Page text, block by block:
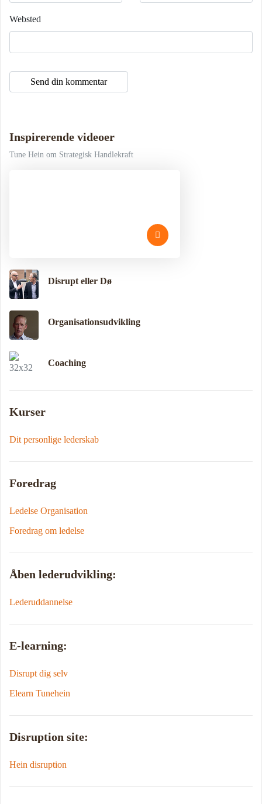
Websted
Inspirerende videoer
Tune Hein om Strategisk Handlekraft
Disrupt eller Dø
Organisationsudvikling
Coaching
Kurser
Dit personlige lederskab
Foredrag
Ledelse Organisation
Foredrag om ledelse
Åben lederudvikling:
Lederuddannelse
E-learning:
Disrupt dig selv
Elearn Tunehein
Disruption site:
Hein disruption